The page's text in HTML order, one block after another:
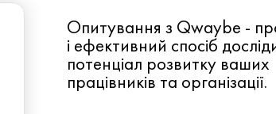
Опитування з Qwaybe -
і ефективний спосіб
потенціал розвитку ваших
працівників та організації.